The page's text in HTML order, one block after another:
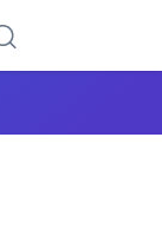
Mode